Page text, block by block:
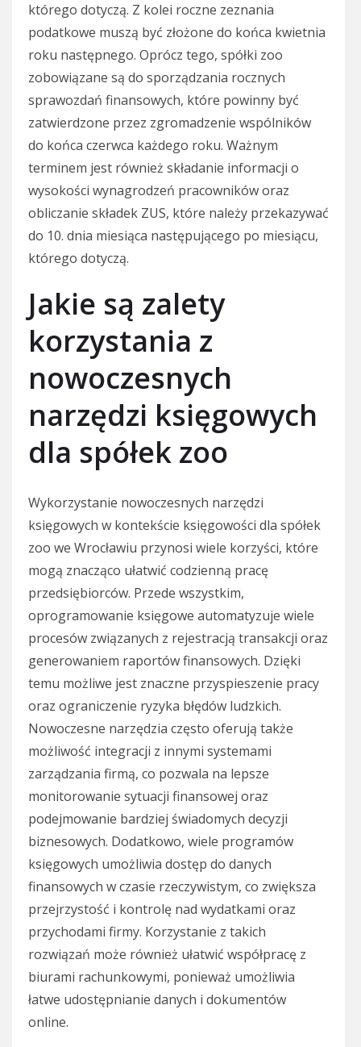
którego dotyczą. Z kolei roczne zeznania
podatkowe muszą być złożone do końca kwietnia
roku następnego. Oprócz tego, spółki zoo
zobowiązane są do sporządzania rocznych
sprawozdań finansowych, które powinny być
zatwierdzone przez zgromadzenie wspólników
do końca czerwca każdego roku. Ważnym
terminem jest również składanie informacji o
wysokości wynagrodzeń pracowników oraz
obliczanie składek ZUS, które należy przekazywać
do 10. dnia miesiąca następującego po miesiącu,
którego dotyczą.
Jakie są zalety
korzystania z
nowoczesnych
narzędzi księgowych
dla spółek zoo
Wykorzystanie nowoczesnych narzędzi
księgowych w kontekście księgowości dla spółek
zoo we Wrocławiu przynosi wiele korzyści, które
mogą znacząco ułatwić codzienną pracę
przedsiębiorców. Przede wszystkim,
oprogramowanie księgowe automatyzuje wiele
procesów związanych z rejestracją transakcji oraz
generowaniem raportów finansowych. Dzięki
temu możliwe jest znaczne przyspieszenie pracy
oraz ograniczenie ryzyka błędów ludzkich.
Nowoczesne narzędzia często oferują także
możliwość integracji z innymi systemami
zarządzania firmą, co pozwala na lepsze
monitorowanie sytuacji finansowej oraz
podejmowanie bardziej świadomych decyzji
biznesowych. Dodatkowo, wiele programów
księgowych umożliwia dostęp do danych
finansowych w czasie rzeczywistym, co zwiększa
przejrzystość i kontrolę nad wydatkami oraz
przychodami firmy. Korzystanie z takich
rozwiązań może również ułatwić współpracę z
biurami rachunkowymi, ponieważ umożliwia
łatwe udostępnianie danych i dokumentów
online.